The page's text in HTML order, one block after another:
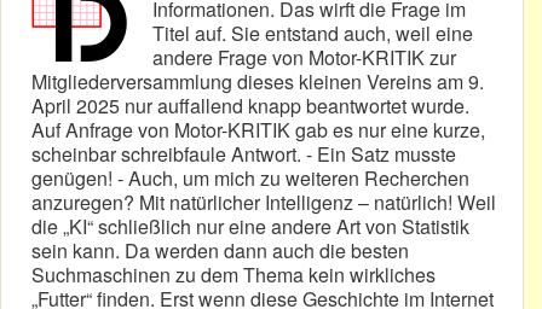
Informationen. Das wirft die Frage im
Titel auf. Sie entstand auch, weil eine
andere Frage von Motor-KRITIK zur
Mitgliederversammlung dieses kleinen Vereins am 9.
April 2025 nur auffallend knapp beantwortet wurde.
Auf Anfrage von Motor-KRITIK gab es nur eine kurze,
scheinbar schreibfaule Antwort. - Ein Satz musste
genügen! - Auch, um mich zu weiteren Recherchen
anzuregen? Mit natürlicher Intelligenz – natürlich! Weil
die „KI“ schließlich nur eine andere Art von Statistik
sein kann. Da werden dann auch die besten
Suchmaschinen zu dem Thema kein wirkliches
„Futter“ finden. Erst wenn diese Geschichte im Internet